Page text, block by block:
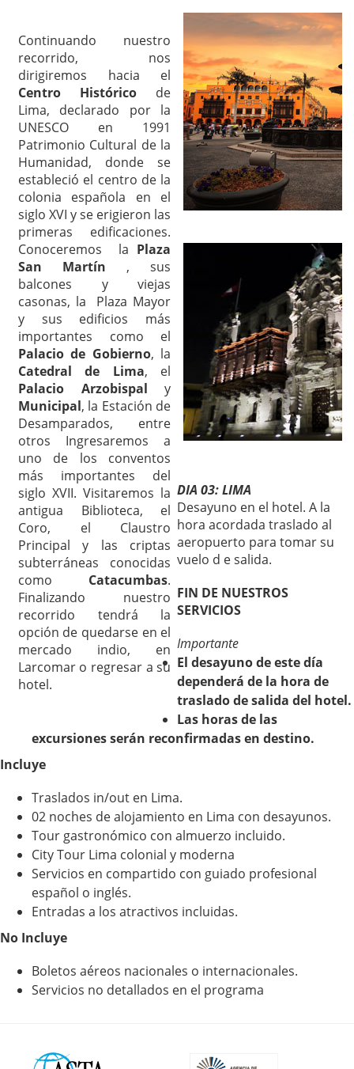
Continuando nuestro
recorrido, nos
dirigiremos hacia el
Centro Histórico de
Lima, declarado por la
UNESCO en 1991
Patrimonio Cultural de la
Humanidad, donde se
estableció el centro de la
colonia española en el
siglo XVI y se erigieron las
primeras edificaciones.
Conoceremos la Plaza
San Martín , sus
balcones y viejas
casonas, la Plaza Mayor
y sus edificios más
importantes como el
Palacio de Gobierno, la
Catedral de Lima, el
Palacio Arzobispal y
Municipal, la Estación de
Desamparados, entre
otros Ingresaremos a
uno de los conventos
más importantes del
siglo XVII. Visitaremos la
antigua Biblioteca, el
Coro, el Claustro
Principal y las criptas
subterráneas conocidas
como Catacumbas.
Finalizando nuestro
recorrido tendrá la
opción de quedarse en el
mercado indio, en
Larcomar o regresar a su
hotel.
DIA 03: LIMA
Desayuno en el hotel. A la
hora acordada traslado al
aeropuerto para tomar su
vuelo d e salida.
FIN DE NUESTROS
SERVICIOS
Importante
El desayuno de este día
dependerá de la hora de
traslado de salida del hotel.
Las horas de las
excursiones serán reconfirmadas en destino.
Incluye
Traslados in/out en Lima.
02 noches de alojamiento en Lima con desayunos.
Tour gastronómico con almuerzo incluido.
City Tour Lima colonial y moderna
Servicios en compartido con guiado profesional
español o inglés.
Entradas a los atractivos incluidas.
No Incluye
Boletos aéreos nacionales o internacionales.
Servicios no detallados en el programa